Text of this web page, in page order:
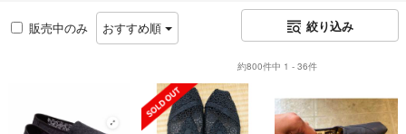
販売中のみ おすすめ順 絞り込み
約800件中 1 - 36件